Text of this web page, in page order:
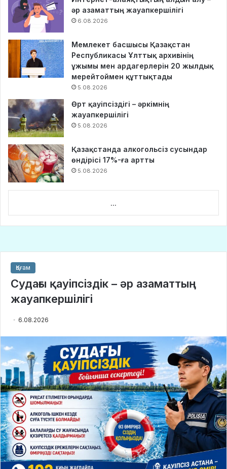
әр азаматтың жауапкершілігі
6.08.2026
Мемлекет басшысы Қазақстан
Республикасы Ұлттық архивінің
ұжымы мен ардагерлерін 20 жылдық
мерейтоймен құттықтады
5.08.2026
Өрт қауіпсіздігі – әркімнің
жауапкершілігі
5.08.2026
Қазақстанда алкогольсіз сусындар
өндірісі 17%-ға артты
5.08.2026
...